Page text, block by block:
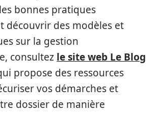
bonnes pratiques
découvrir des modèles et
sur la gestion
consultez le site web Le Blog
propose des ressources
vos démarches et
dossier de manière